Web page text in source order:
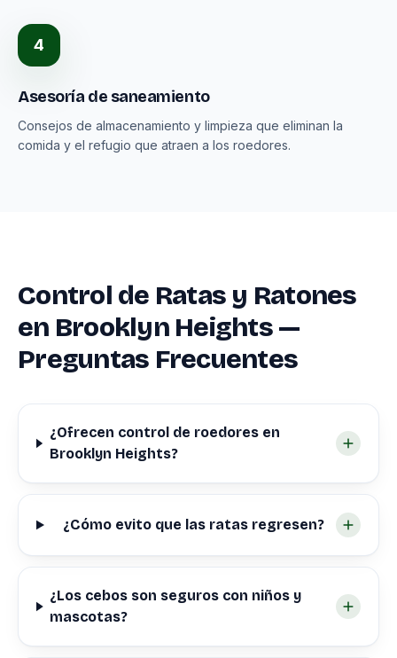
4
Asesoría de saneamiento
Consejos de almacenamiento y limpieza que eliminan la
comida y el refugio que atraen a los roedores.
Control de Ratas y Ratones
en Brooklyn Heights —
Preguntas Frecuentes
¿Ofrecen control de roedores en
Brooklyn Heights?
¿Cómo evito que las ratas regresen?
¿Los cebos son seguros con niños y
mascotas?